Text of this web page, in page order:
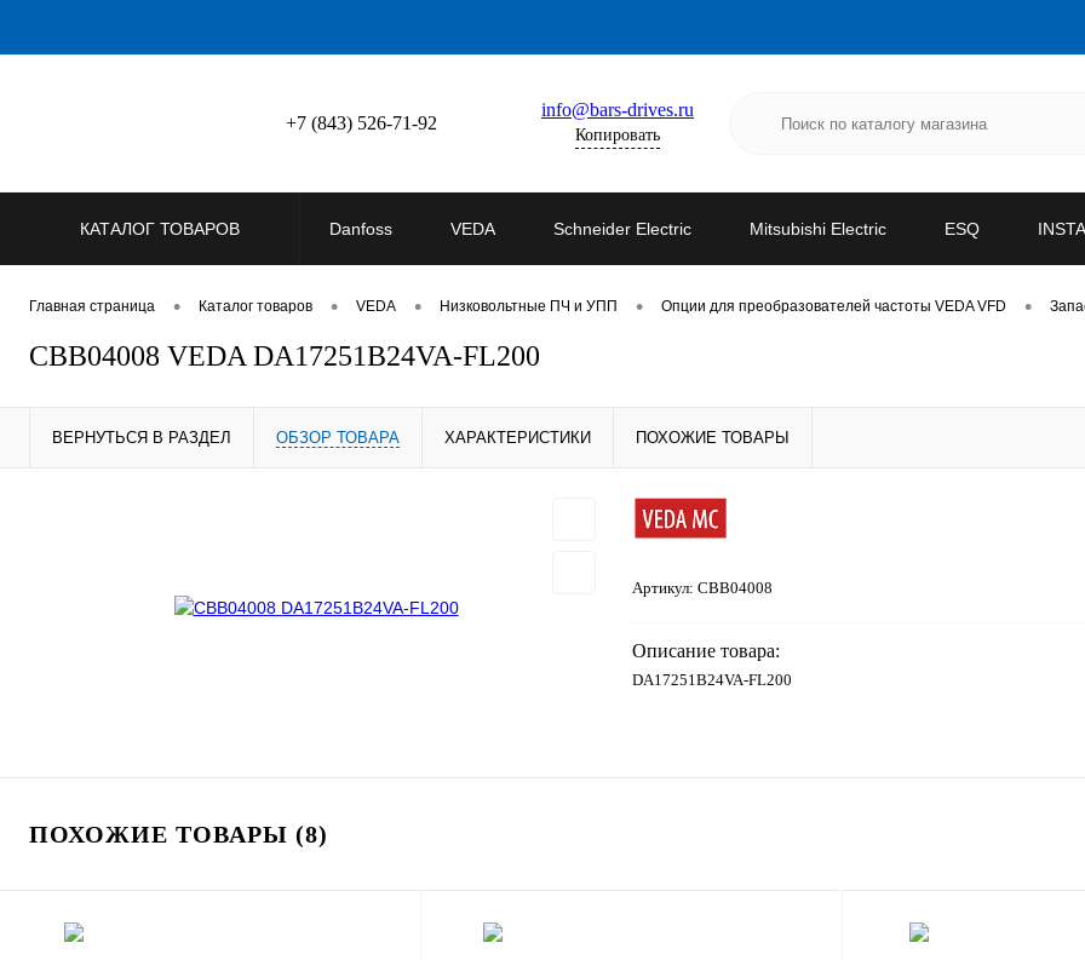
+7 (843) 526-71-92
info@bars-drives.ru
Копировать
КАТАЛОГ ТОВАРОВ Danfoss VEDA Schneider Electric Mitsubishi Electric ESQ
Главная страница • Каталог товаров • VEDA • Низковольтные ПЧ и УПП • Опции для преобразователей частоты VEDA VFD •
CBB04008 VEDA DA17251B24VA-FL200
ВЕРНУТЬСЯ В РАЗДЕЛ ОБЗОР ТОВАРА ХАРАКТЕРИСТИКИ ПОХОЖИЕ ТОВАРЫ
Артикул: CBB04008
Описание товара:
DA17251B24VA-FL200
ПОХОЖИЕ ТОВАРЫ (8)